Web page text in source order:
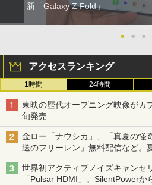
新「Galaxy Z Fold」
● ● ●
アクセスランキング
1時間 24時間
東映の歴代オープニング映像がカ
旬発売
金ロー「ナウシカ」、「真夏の怪
送のフリーレン」無料配信など。
世界初アクティブノイズキャンセ
「Pulsar HDMI」。SilentPowerか